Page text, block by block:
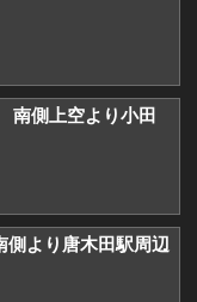
南側上空より小田
より唐木田駅周辺